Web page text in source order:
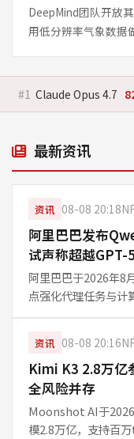
DeepMind团队开放
用低分辨率气象数据
#1 Claude Opus 4.7
最新资讯
资讯 08-08 20:18
阿里巴巴发布
试声称超越GPT-
阿里巴巴于2026年8
点强化代理任务与计
资讯 08-08 20:16
Kimi K3 2.8万亿
全风险并存
Moonshot AI于
模2.8万亿，支持百